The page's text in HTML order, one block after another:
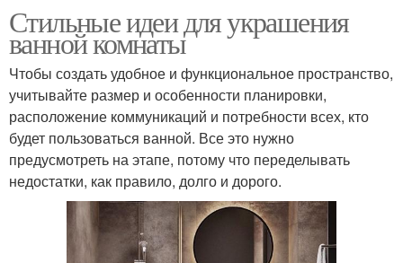
Стильные идеи для украшения
ванной комнаты
Чтобы создать удобное и функциональное пространство,
учитывайте размер и особенности планировки,
расположение коммуникаций и потребности всех, кто
будет пользоваться ванной. Все это нужно
предусмотреть на этапе, потому что переделывать
недостатки, как правило, долго и дорого.